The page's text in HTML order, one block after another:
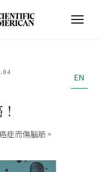
EN
症而傷腦筋。